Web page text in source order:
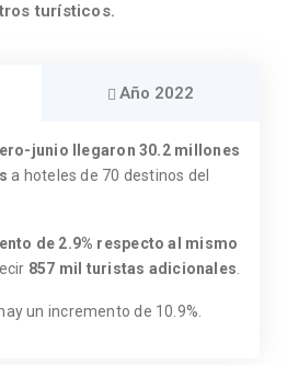
turísticos.
Año 2022
junio llegaron 30.2 millones
a hoteles de 70 destinos del
de 2.9% respecto al mismo
857 mil turistas adicionales.
un incremento de 10.9%.